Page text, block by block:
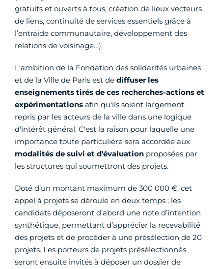
gratuits et ouverts à tous, création de lieux vecteurs
de liens, continuité de services essentiels grâce à
l’entraide communautaire, développement des
relations de voisinage…).
L'ambition de la Fondation des solidarités urbaines
et de la Ville de Paris est de diffuser les
enseignements tirés de ces recherches-actions et
expérimentations afin qu'ils soient largement
repris par les acteurs de la ville dans une logique
d'intérêt général. C'est la raison pour laquelle une
importance toute particulière sera accordée aux
modalités de suivi et d'évaluation proposées par
les structures qui soumettront des projets.
Doté d’un montant maximum de 300 000 €, cet
appel à projets se déroule en deux temps : les
candidats déposeront d’abord une note d’intention
synthétique, permettant d’apprécier la recevabilité
des projets et de procéder à une présélection de 20
projets. Les porteurs de projets présélectionnés
seront ensuite invités à déposer un dossier de